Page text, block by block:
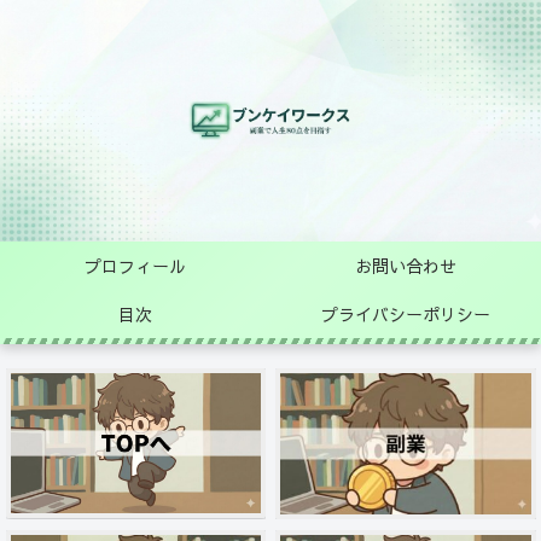
プロフィール
お問い合わせ
目次
プライバシーポリシー